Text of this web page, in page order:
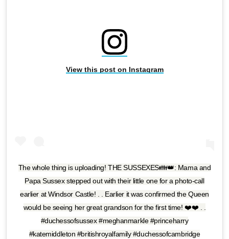
View this post on Instagram
The whole thing is uploading! THE SUSSEXES👪👑: Mama and
Papa Sussex stepped out with their little one for a photo-call
earlier at Windsor Castle! . . Earlier it was confirmed the Queen
would be seeing her great grandson for the first time! ❤️❤️ . .
#duchessofsussex #meghanmarkle #princeharry
#katemiddleton #britishroyalfamily #duchessofcambridge